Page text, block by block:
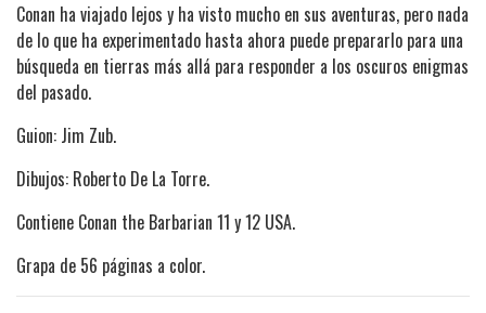
Conan ha viajado lejos y ha visto mucho en sus aventuras, pero nada
de lo que ha experimentado hasta ahora puede prepararlo para una
búsqueda en tierras más allá para responder a los oscuros enigmas
del pasado.
Guion: Jim Zub.
Dibujos: Roberto De La Torre.
Contiene Conan the Barbarian 11 y 12 USA.
Grapa de 56 páginas a color.